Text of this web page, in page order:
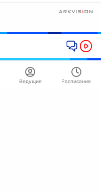
Ведущие Расписание